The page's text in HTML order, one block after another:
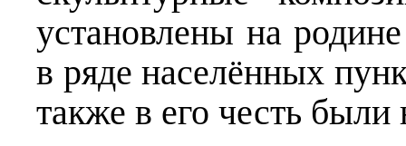
установлены на
в ряде населённых
также в его честь